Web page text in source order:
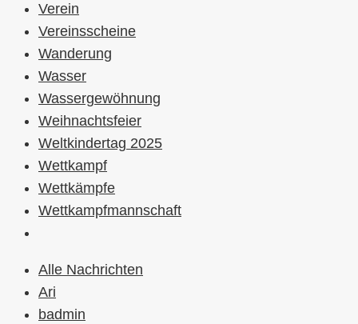
Verein
Vereinsscheine
Wanderung
Wasser
Wassergewöhnung
Weihnachtsfeier
Weltkindertag 2025
Wettkampf
Wettkämpfe
Wettkampfmannschaft
Alle Nachrichten
Ari
badmin